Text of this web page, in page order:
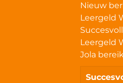
Nieuw
Leergeld
Leergeld
Jola